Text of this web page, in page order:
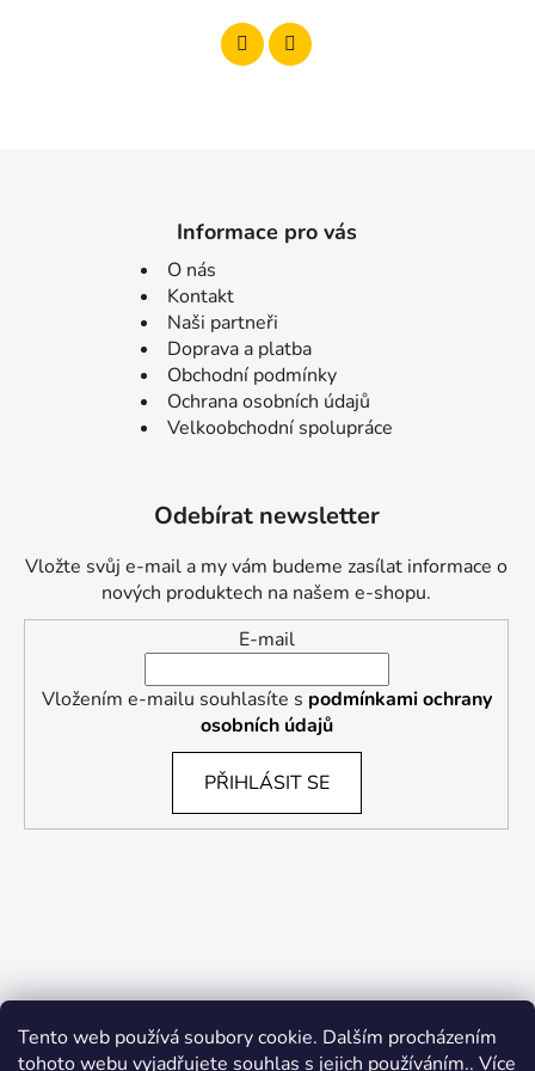
Tento web používá soubory cookie. Dalším procházením
tohoto webu vyjadřujete souhlas s jejich používáním.. Více
Informace pro vás
O nás
Kontakt
Naši partneři
Doprava a platba
Obchodní podmínky
Ochrana osobních údajů
Velkoobchodní spolupráce
Odebírat newsletter
Vložte svůj e-mail a my vám budeme zasílat informace o
nových produktech na našem e-shopu.
E-mail
Vložením e-mailu souhlasíte s podmínkami ochrany
osobních údajů
PŘIHLÁSIT SE